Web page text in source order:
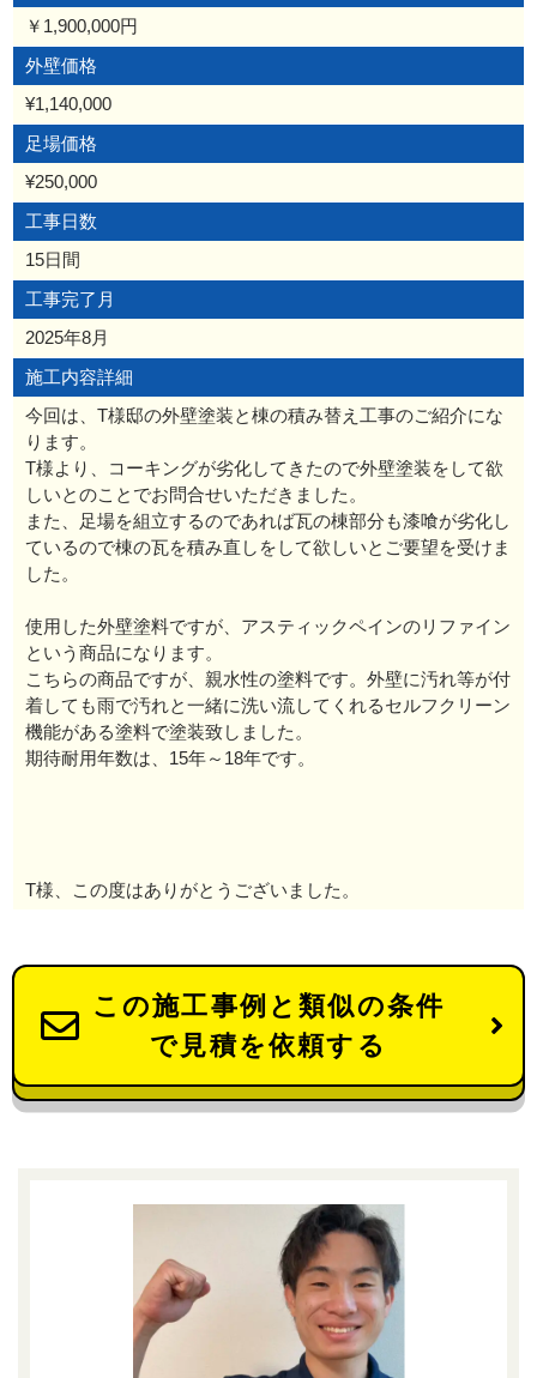
￥1,900,000円
外壁価格
¥1,140,000
足場価格
¥250,000
工事日数
15日間
工事完了月
2025年8月
施工内容詳細
今回は、T様邸の外壁塗装と棟の積み替え工事のご紹介にな
ります。
T様より、コーキングが劣化してきたので外壁塗装をして欲
しいとのことでお問合せいただきました。
また、足場を組立するのであれば瓦の棟部分も漆喰が劣化し
ているので棟の瓦を積み直しをして欲しいとご要望を受けま
した。
使用した外壁塗料ですが、アスティックペインのリファイン
という商品になります。
こちらの商品ですが、親水性の塗料です。外壁に汚れ等が付
着しても雨で汚れと一緒に洗い流してくれるセルフクリーン
機能がある塗料で塗装致しました。
期待耐用年数は、15年～18年です。
T様、この度はありがとうございました。
この施工事例と類似の条件
で見積を依頼する